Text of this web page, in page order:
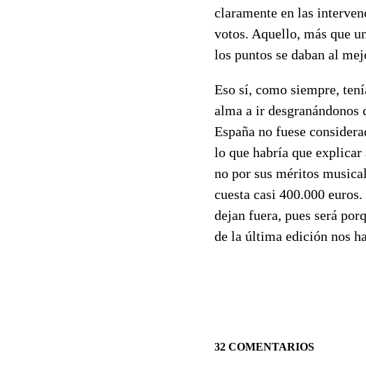
claramente en las
votos. Aquello, más que
los puntos se daban al
Eso sí, como siempre,
alma a ir
España no fuese
lo que habría que
no por sus méritos
cuesta casi 400.000
dejan fuera, pues será
de la última edición nos
32 COMENTARIOS